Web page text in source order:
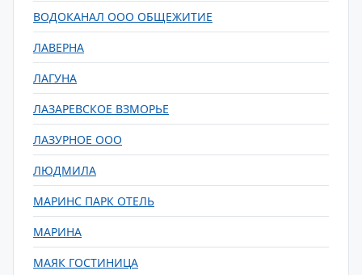
ВОДОКАНАЛ ООО ОБЩЕЖИТИЕ
ЛАВЕРНА
ЛАГУНА
ЛАЗАРЕВСКОЕ ВЗМОРЬЕ
ЛАЗУРНОЕ ООО
ЛЮДМИЛА
МАРИНС ПАРК ОТЕЛЬ
МАРИНА
МАЯК ГОСТИНИЦА